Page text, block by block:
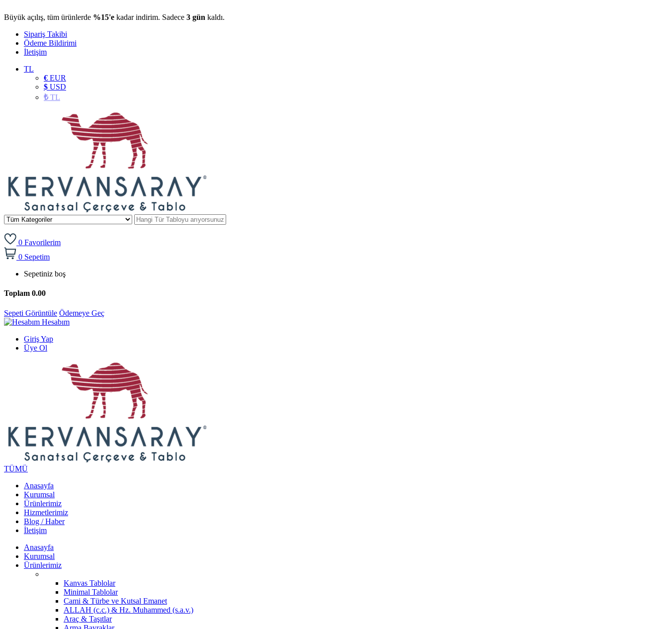
Büyük açılış, tüm ürünlerde %15'e kadar indirim. Sadece 3 gün kaldı.
Sipariş Takibi
Ödeme Bildirimi
İletişim
TL
€ EUR
$ USD
₺TL
0 Favorilerim
0 Sepetim
Sepetiniz boş
Toplam 0.00
Sepeti Görüntüle Ödemeye Geç
Hesabım
Giriş Yap
Üye Ol
TÜMÜ
Anasayfa
Kurumsal
Ürünlerimiz
Hizmetlerimiz
Blog / Haber
İletişim
Anasayfa
Kurumsal
Ürünlerimiz
Kanvas Tablolar
Minimal Tablolar
Cami & Türbe ve Kutsal Emanet
ALLAH (c.c.) & Hz. Muhammed (s.a.v.)
Araç & Taşıtlar